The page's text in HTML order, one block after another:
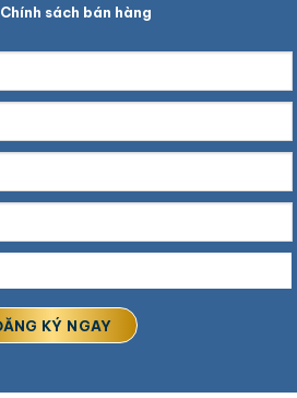
Chính sách bán hàng